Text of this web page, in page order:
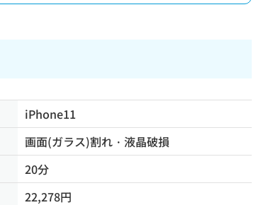
iPhone11
画面(ガラス)割れ・液晶破損
20分
22,278円